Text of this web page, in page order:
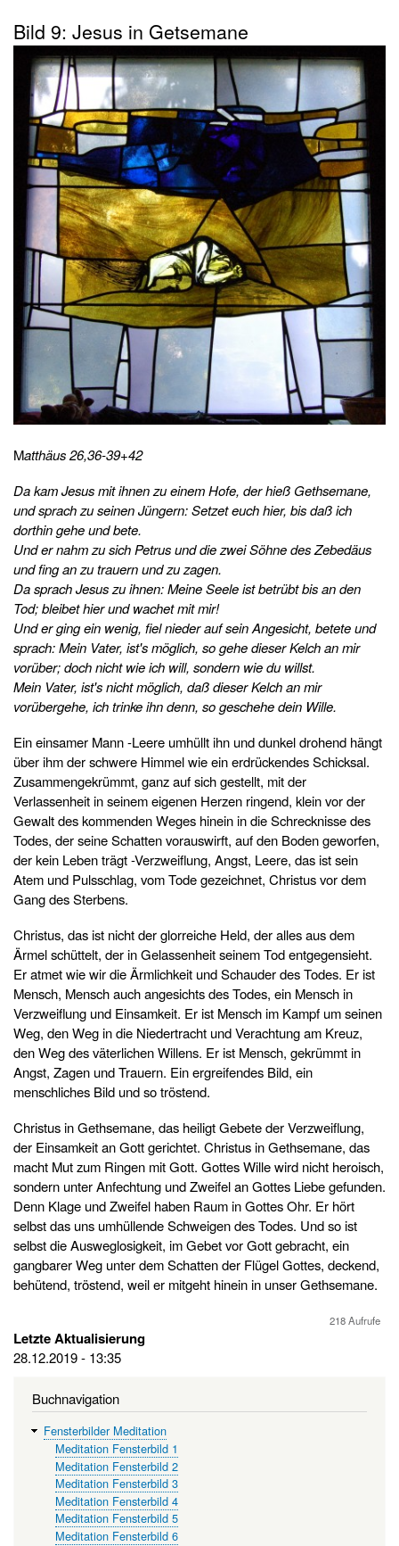
Bild 9: Jesus in Getsemane
Matthäus 26,36-39+42
Da kam Jesus mit ihnen zu einem Hofe, der hieß Gethsemane,
und sprach zu seinen Jüngern: Setzet euch hier, bis daß ich
dorthin gehe und bete.
Und er nahm zu sich Petrus und die zwei Söhne des Zebedäus
und fing an zu trauern und zu zagen.
Da sprach Jesus zu ihnen: Meine Seele ist betrübt bis an den
Tod; bleibet hier und wachet mit mir!
Und er ging ein wenig, fiel nieder auf sein Angesicht, betete und
sprach: Mein Vater, ist's möglich, so gehe dieser Kelch an mir
vorüber; doch nicht wie ich will, sondern wie du willst.
Mein Vater, ist's nicht möglich, daß dieser Kelch an mir
vorübergehe, ich trinke ihn denn, so geschehe dein Wille.
Ein einsamer Mann -Leere umhüllt ihn und dunkel drohend hängt
über ihm der schwere Himmel wie ein erdrückendes Schicksal.
Zusammengekrümmt, ganz auf sich gestellt, mit der
Verlassenheit in seinem eigenen Herzen ringend, klein vor der
Gewalt des kommenden Weges hinein in die Schrecknisse des
Todes, der seine Schatten vorauswirft, auf den Boden geworfen,
der kein Leben trägt -Verzweiflung, Angst, Leere, das ist sein
Atem und Pulsschlag, vom Tode gezeichnet, Christus vor dem
Gang des Sterbens.
Christus, das ist nicht der glorreiche Held, der alles aus dem
Ärmel schüttelt, der in Gelassenheit seinem Tod entgegensieht.
Er atmet wie wir die Ärmlichkeit und Schauder des Todes. Er ist
Mensch, Mensch auch angesichts des Todes, ein Mensch in
Verzweiflung und Einsamkeit. Er ist Mensch im Kampf um seinen
Weg, den Weg in die Niedertracht und Verachtung am Kreuz,
den Weg des väterlichen Willens. Er ist Mensch, gekrümmt in
Angst, Zagen und Trauern. Ein ergreifendes Bild, ein
menschliches Bild und so tröstend.
Christus in Gethsemane, das heiligt Gebete der Verzweiflung,
der Einsamkeit an Gott gerichtet. Christus in Gethsemane, das
macht Mut zum Ringen mit Gott. Gottes Wille wird nicht heroisch,
sondern unter Anfechtung und Zweifel an Gottes Liebe gefunden.
Denn Klage und Zweifel haben Raum in Gottes Ohr. Er hört
selbst das uns umhüllende Schweigen des Todes. Und so ist
selbst die Ausweglosigkeit, im Gebet vor Gott gebracht, ein
gangbarer Weg unter dem Schatten der Flügel Gottes, deckend,
behütend, tröstend, weil er mitgeht hinein in unser Gethsemane.
218 Aufrufe
Letzte Aktualisierung
28.12.2019 - 13:35
Buchnavigation
Fensterbilder Meditation
Meditation Fensterbild 1
Meditation Fensterbild 2
Meditation Fensterbild 3
Meditation Fensterbild 4
Meditation Fensterbild 5
Meditation Fensterbild 6